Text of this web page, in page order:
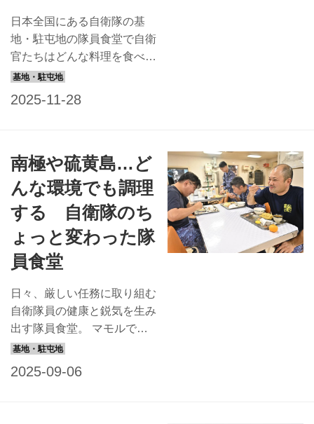
ました。第2次世界大戦後の
アメリカ軍駐留期間を経て、
1954年に開庁。駐屯地とし
ては全国で3番目に広い敷地
面積を誇ります。 第11旅団
日本全国にある自衛隊の基
地・駐屯地の隊員食堂で自衛
官たちはどんな料理を食べて
いるのでしょう？ ぜひ味わ
材をのせ、鶏スープをかけた
奄美大島の郷土料理です。さ
らさらと食べられ、胃腸にも
負担がかからないヘルシーメ
ニュー！ 海上自衛隊 奄美基
地分遣隊とは？ 海上自衛隊
奄美基地分遣隊は、海自佐世
あり、鹿児島市の南方約420
キロメートルに位置する奄美
大島の最南端、瀬戸内町に所
在します。奄美大島は海と山
の両方を楽しむことができ、
南極や硫黄島…ど
んな環境でも調理
する 自衛隊のち
ょっと変わった隊
員食堂
日々、厳しい任務に取り組む
自衛隊員の健康と鋭気を生み
出す隊員食堂。 マモルでは
連載ページ「隊員食堂」で全